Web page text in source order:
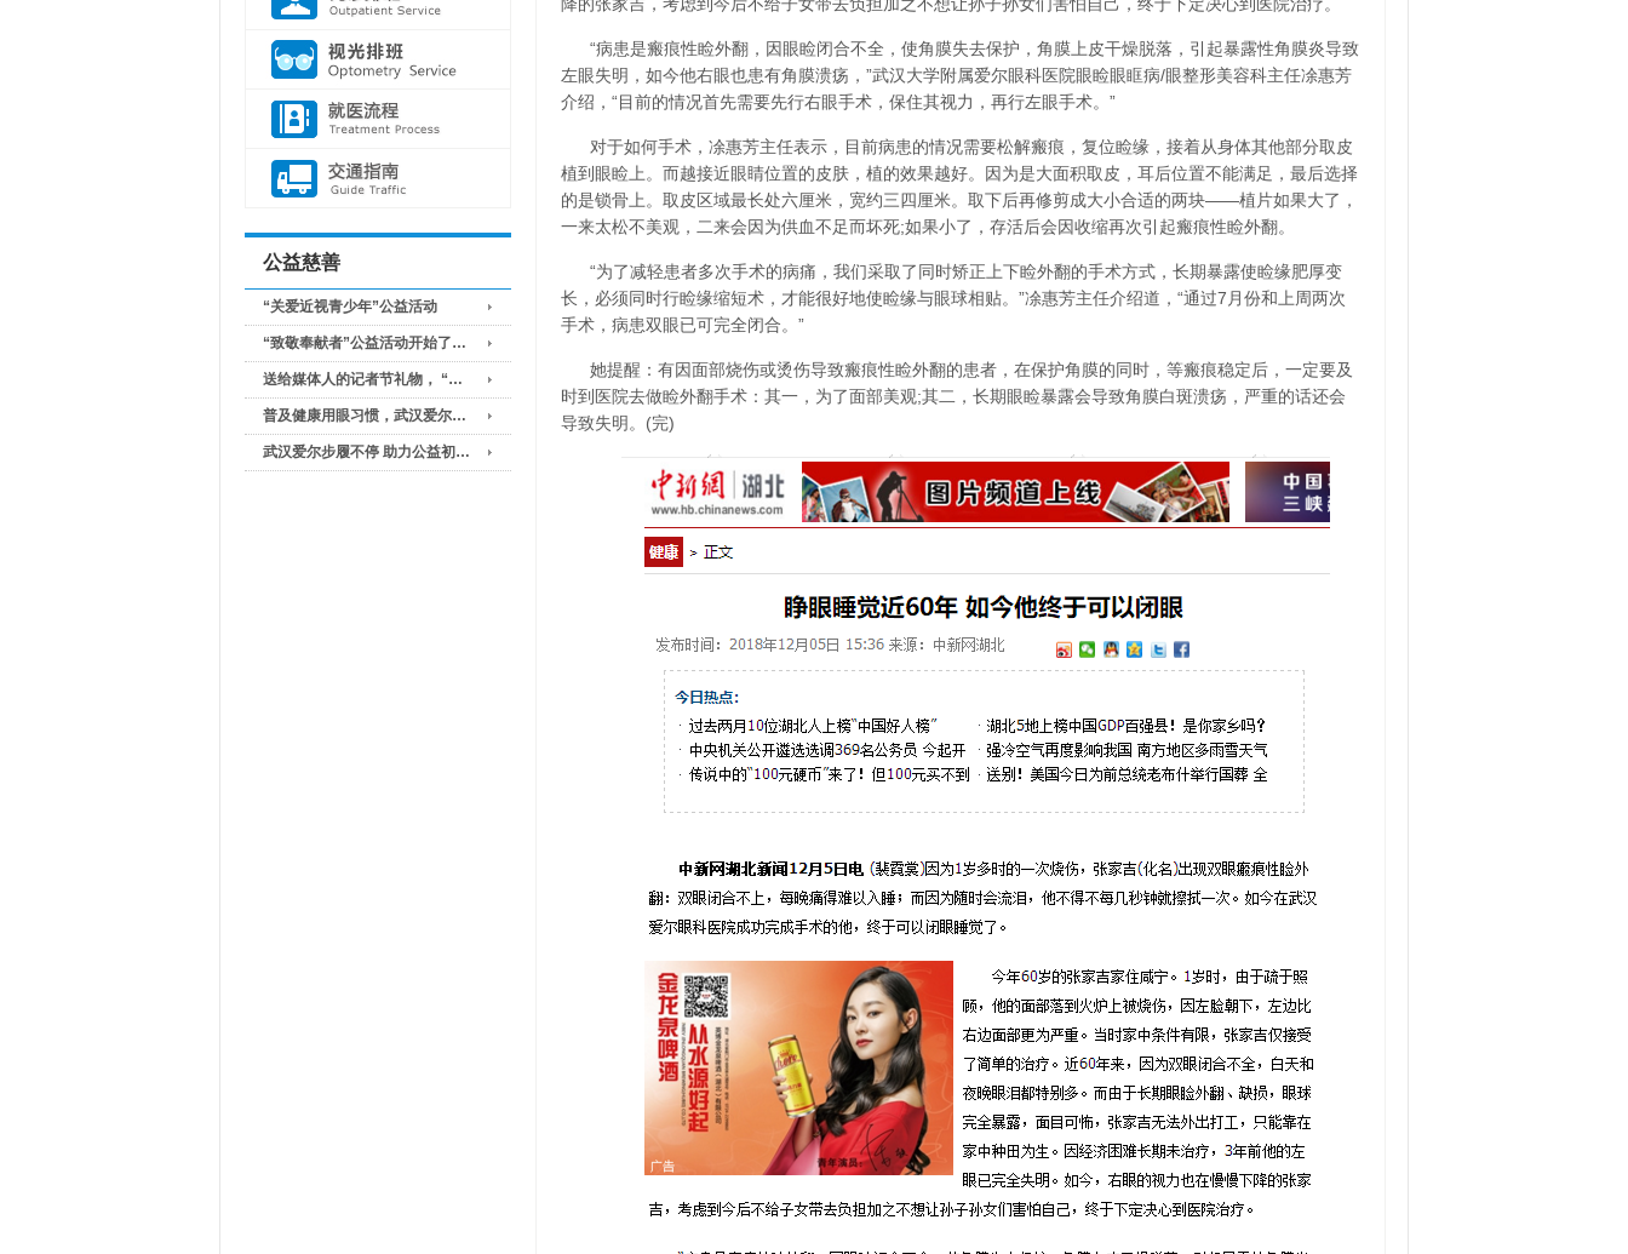
公益慈善
“关爱近视青少年”公益活动
“致敬奉献者”公益活动开始了…
送给媒体人的记者节礼物， “…
普及健康用眼习惯，武汉爱尔…
武汉爱尔步履不停 助力公益初…
“病患是瘢痕性睑外翻，因眼睑闭合不全，使角膜失去保护，角膜上皮干燥脱落，引起暴露性角膜炎导致
左眼失明，如今他右眼也患有角膜溃疡，”武汉大学附属爱尔眼科医院眼睑眼眶病/眼整形美容科主任凃惠芳
介绍，“目前的情况首先需要先行右眼手术，保住其视力，再行左眼手术。”
对于如何手术，凃惠芳主任表示，目前病患的情况需要松解瘢痕，复位睑缘，接着从身体其他部分取皮
植到眼睑上。而越接近眼睛位置的皮肤，植的效果越好。因为是大面积取皮，耳后位置不能满足，最后选择
的是锁骨上。取皮区域最长处六厘米，宽约三四厘米。取下后再修剪成大小合适的两块——植片如果大了，
一来太松不美观，二来会因为供血不足而坏死;如果小了，存活后会因收缩再次引起瘢痕性睑外翻。
“为了减轻患者多次手术的病痛，我们采取了同时矫正上下睑外翻的手术方式，长期暴露使睑缘肥厚变
长，必须同时行睑缘缩短术，才能很好地使睑缘与眼球相贴。”凃惠芳主任介绍道，“通过7月份和上周两次
手术，病患双眼已可完全闭合。”
她提醒：有因面部烧伤或烫伤导致瘢痕性睑外翻的患者，在保护角膜的同时，等瘢痕稳定后，一定要及
时到医院去做睑外翻手术：其一，为了面部美观;其二，长期眼睑暴露会导致角膜白斑溃疡，严重的话还会
导致失明。(完)